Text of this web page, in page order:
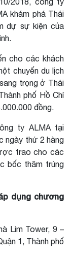
khám phá Thái
dự sự kiện của
cho các khách
chuyến du lịch
trọng ở Thái
phố Hồ Chí
đồng.
ty ALMA tại
ngày thứ 2 hàng
trao cho các
bốc thăm trúng
dụng chương
Lim Tower, 9 –
1, Thành phố